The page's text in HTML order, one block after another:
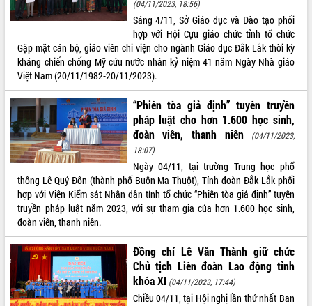
Hội thảo khoa học “Giải pháp thúc đẩy
Đắk Lắk”
Tăng cường giám sát, đôn đốc thực
hiện nhiệm vụ quản lý tài sản công
Tháo gỡ những vướng mắc, đẩy mạnh
công tác cải cách thủ tục hành chính
tại Trung tâm Phục vụ hành chính
công tỉnh
Đắk Lắk: Tôn vinh 46 giải pháp tại Hội
thi Sáng tạo Kỹ thuật 2024 - 2025
Đắk Lắk rà soát, điều chỉnh Đề án 190
về phát triển nuôi trồng thủy sản
Phó Chủ tịch UBND tỉnh Đắk Lắk
Trương Công Thái kiểm tra thực địa
Dự án cao tốc Khánh Hòa - Buôn Ma
Thuột
Định vị cà phê Việt Nam như một “di
sản sống” trong dòng chảy toàn cầu
(04/11/2023, 18:56)
Sáng 4/11, Sở Giáo dục và Đào tạo phối
hợp với Hội Cựu giáo chức tỉnh tổ chức
Gặp mặt cán bộ, giáo viên chi viện cho ngành Giáo dục Đắk Lắk thời kỳ
kháng chiến chống Mỹ cứu nước nhân kỷ niệm 41 năm Ngày Nhà giáo
Việt Nam (20/11/1982-20/11/2023).
“Phiên tòa giả định” tuyên truyền
pháp luật cho hơn 1.600 học sinh,
đoàn viên, thanh niên
(04/11/2023,
18:07)
Ngày 04/11, tại trường Trung học phổ
thông Lê Quý Đôn (thành phố Buôn Ma Thuột), Tỉnh đoàn Đắk Lắk phối
hợp với Viện Kiểm sát Nhân dân tỉnh tổ chức “Phiên tòa giả định” tuyên
truyền pháp luật năm 2023, với sự tham gia của hơn 1.600 học sinh,
đoàn viên, thanh niên.
Đồng chí Lê Văn Thành giữ chức
Chủ tịch Liên đoàn Lao động tỉnh
khóa XI (04/11/2023, 17:44)
Chiều 04/11, tại Hội nghị lần thứ nhất Ban